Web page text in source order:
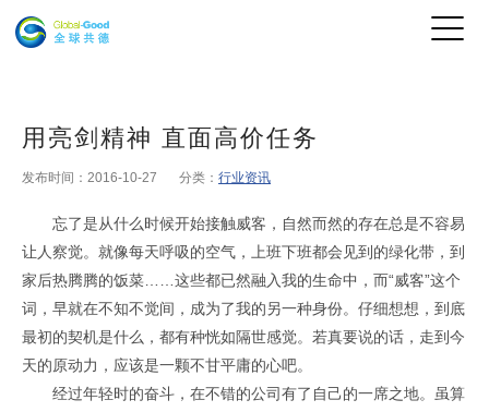
用亮剑精神 直面高价任务
发布时间：2016-10-27 分类： 行业资讯
忘了是从什么时候开始接触威客，自然而然的存在总是不容易
让人察觉。就像每天呼吸的空气，上班下班都会见到的绿化带，到
家后热腾腾的饭菜……这些都已然融入我的生命中，而“威客”这个
词，早就在不知不觉间，成为了我的另一种身份。仔细想想，到底
最初的契机是什么，都有种恍如隔世感觉。若真要说的话，走到今
天的原动力，应该是一颗不甘平庸的心吧。
经过年轻时的奋斗，在不错的公司有了自己的一席之地。虽算